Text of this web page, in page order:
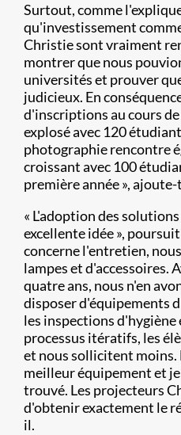
Surtout, comme
qu'investissement
Christie sont vraiment
montrer que nous
universités et prouver
judicieux. En
d'inscriptions au cours
explosé avec 120
photographie rencontre
croissant avec 100
première année »,
« L'adoption des
excellente idée »,
concerne l'entretien,
lampes et d'accessoires.
quatre ans, nous n'en
disposer d'équipements
les inspections d'hygiène
processus itératifs, les
et nous sollicitent moins.
meilleur équipement et
trouvé. Les projecteurs
d'obtenir exactement le
il.